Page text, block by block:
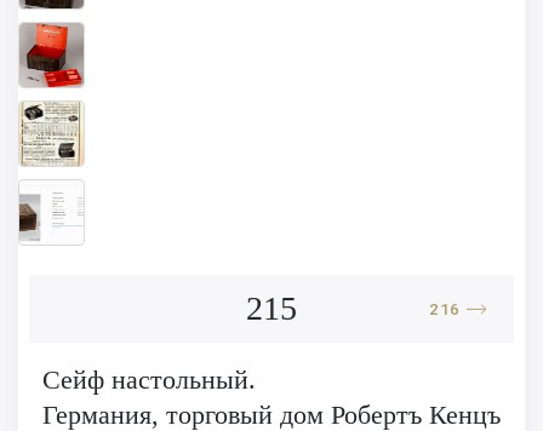
215 216
Сейф настольный.
Германия, торговый дом Робертъ Кенцъ